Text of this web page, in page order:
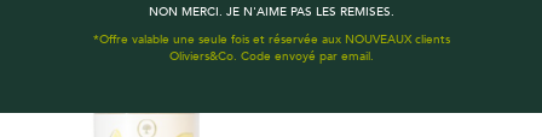
NON MERCI. JE N'AIME PAS LES REMISES.
*Offre valable une seule fois et réservée aux NOUVEAUX clients
Oliviers&Co. Code envoyé par email.